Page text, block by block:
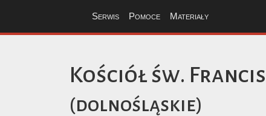
Serwis Pomoce Materiały
Kościół św.
(dolnośląskie)